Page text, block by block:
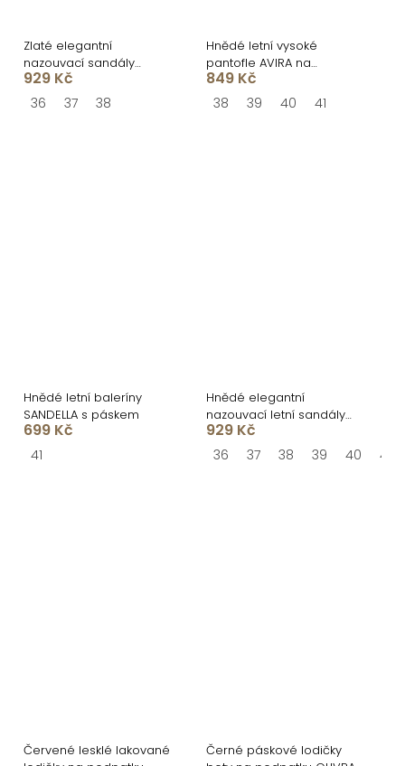
Zlaté elegantní
nazouvací sandály
RIVENO
929 Kč
36 37 38
Hnědé letní vysoké
pantofle AVIRA na
platformě
849 Kč
38 39 40 41
Hnědé letní baleríny
SANDELLA s páskem
699 Kč
41
Hnědé elegantní
nazouvací letní sandály
RIVENO
929 Kč
36 37 38 39 40 41
Červené lesklé lakované
Černé páskové lodičky